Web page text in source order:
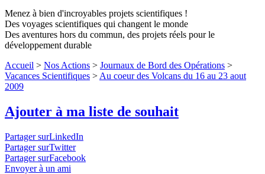
Menez à bien d'incroyables projets scientifiques !
Des voyages scientifiques qui changent le monde
Des aventures hors du commun, des projets réels pour le
développement durable
Accueil > Nos Actions > Journaux de Bord des Opérations >
Vacances Scientifiques > Au coeur des Volcans du 16 au 23 aout
2009
Ajouter à ma liste de souhait
Partager surLinkedIn
Partager surTwitter
Partager surFacebook
Envoyer à un ami